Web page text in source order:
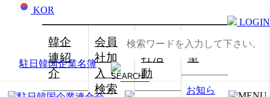
韓企
連紹
介
会員
社加
入・
検索
会員
社活
動
資料
室
お知ら
駐日韓国企業名簿
KOR
LOGIN